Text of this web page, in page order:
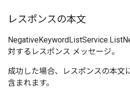
レスポンスの本文
対するレスポンス メッセージ。
成功した場合、レスポンスの本文
含まれます。